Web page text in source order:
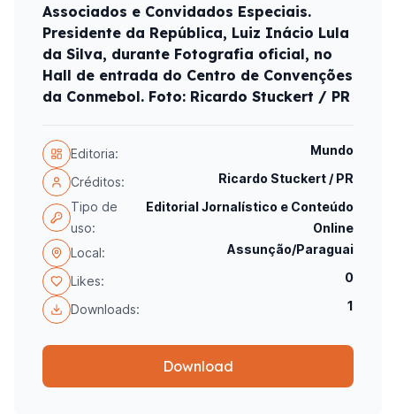
Associados e Convidados Especiais.
Presidente da República, Luiz Inácio Lula
da Silva, durante Fotografia oficial, no
Hall de entrada do Centro de Convenções
da Conmebol. Foto: Ricardo Stuckert / PR
Editoria: Mundo
Créditos:
Ricardo Stuckert / PR
Tipo de
uso:
Editorial Jornalístico e Conteúdo
Online
Local:
Assunção/Paraguai
Likes: 0
Downloads: 1
Download